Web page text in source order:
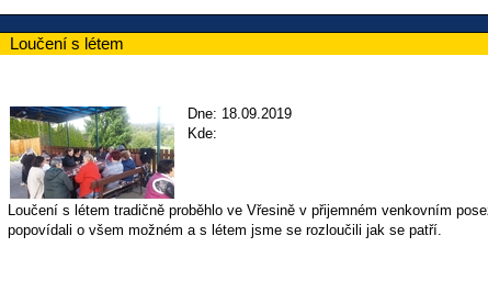
Loučení s létem
Dne: 18.09.2019
Kde:
Loučení s létem tradičně proběhlo ve Vřesině v přijemném venkovním
popovídali o všem možném a s létem jsme se rozloučili jak se patří.